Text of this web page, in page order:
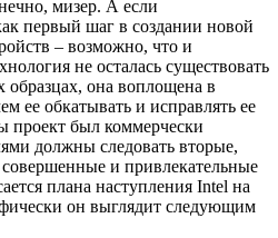
мизер. А если
первый шаг в создании новой
– возможно, что и
не осталась существовать
образцах, она воплощена в
ее обкатывать и исправлять ее
проект был коммерчески
должны следовать вторые,
и привлекательные
плана наступления Intel на
он выглядит следующим